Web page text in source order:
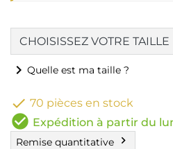
chevron_right Quelle est ma taille ?
 70 pièces en stock
check_circle Expédition à partir du
Remise quantitative chevron_right